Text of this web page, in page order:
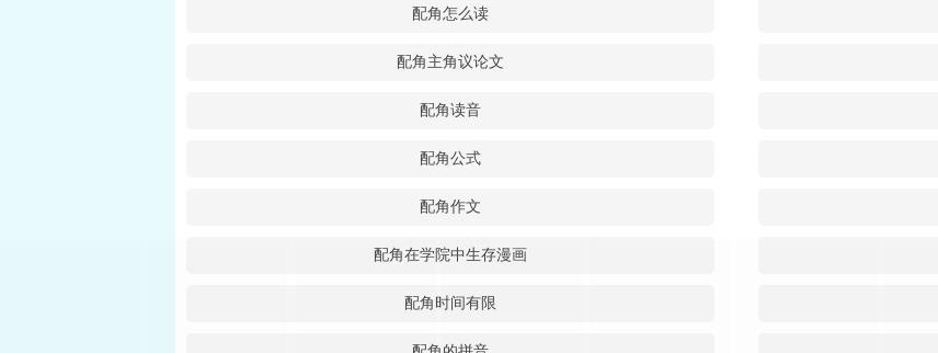
配角怎么读
配角主角议论文
配角读音
配角公式
配角作文
配角在学院中生存漫画
配角时间有限